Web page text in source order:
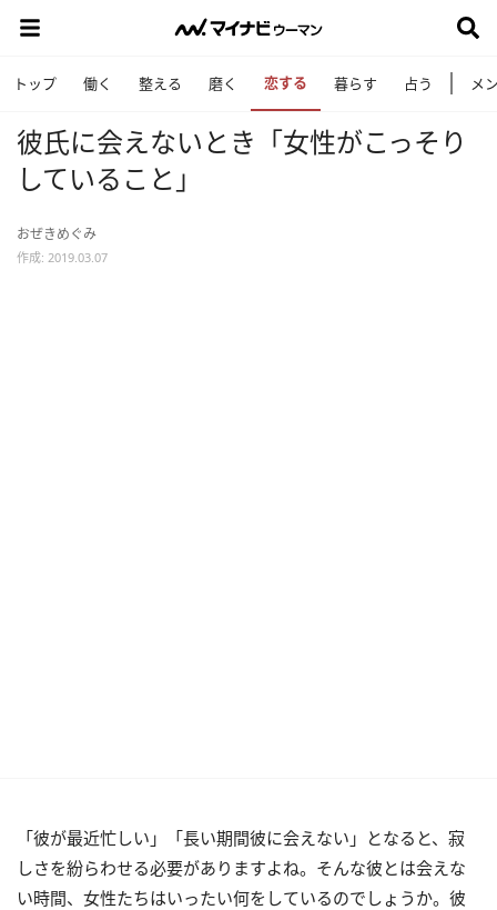
トップ 働く 整える 磨く 恋する 暮らす 占う メ
彼氏に会えないとき「女性がこっそり
していること」
おぜきめぐみ
作成: 2019.03.07
「彼が最近忙しい」「長い期間彼に会えない」となると、寂
しさを紛らわせる必要がありますよね。そんな彼とは会えな
い時間、女性たちはいったい何をしているのでしょうか。彼